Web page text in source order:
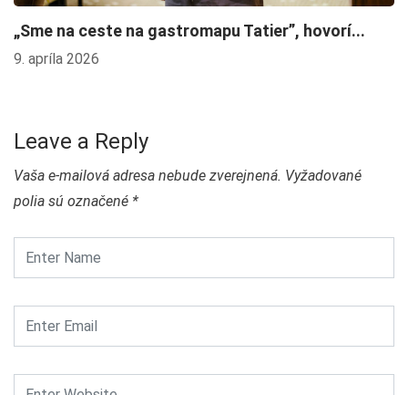
„Sme na ceste na gastromapu Tatier”, hovorí...
9. apríla 2026
Leave a Reply
Vaša e-mailová adresa nebude zverejnená. Vyžadované
polia sú označené *